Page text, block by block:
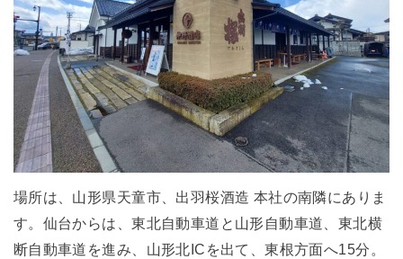
場所は、山形県天童市、出羽桜酒造 本社の南隣にありま
す。仙台からは、東北自動車道と山形自動車道、東北横
断自動車道を進み、山形北ICを出て、東根方面へ15分。